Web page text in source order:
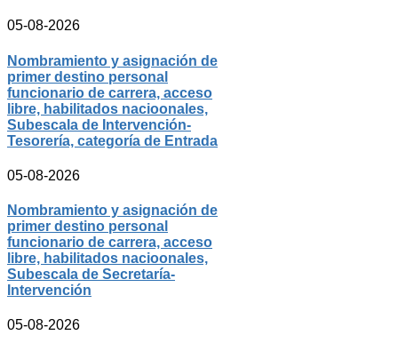
05-08-2026
Nombramiento y asignación de
primer destino personal
funcionario de carrera, acceso
libre, habilitados nacioonales,
Subescala de Intervención-
Tesorería, categoría de Entrada
05-08-2026
Nombramiento y asignación de
primer destino personal
funcionario de carrera, acceso
libre, habilitados nacioonales,
Subescala de Secretaría-
Intervención
05-08-2026